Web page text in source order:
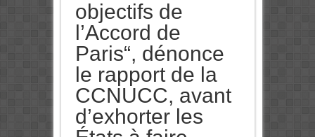
objectifs de
l’Accord de
Paris“, dénonce
le rapport de la
CCNUCC, avant
d’exhorter les